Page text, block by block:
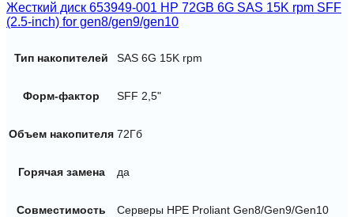
Жесткий диск 653949-001 HP 72GB 6G SAS 15K rpm SFF
(2.5-inch) for gen8/gen9/gen10
Тип накопителей SAS 6G 15K rpm
Форм-фактор SFF 2,5"
Объем накопителя 72Гб
Горячая замена да
Совместимость Серверы HPE Proliant Gen8/Gen9/Gen10